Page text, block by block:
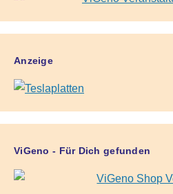
Anzeige
ViGeno - Für Dich gefunden